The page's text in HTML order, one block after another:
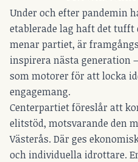
Under och efter pandemin
etablerade lag haft det
menar partiet, är
inspirera nästa generation
som motorer för att locka
engagemang.
Centerpartiet föreslår att
elitstöd, motsvarande den
Västerås. Där ges
och individuella idrottare.